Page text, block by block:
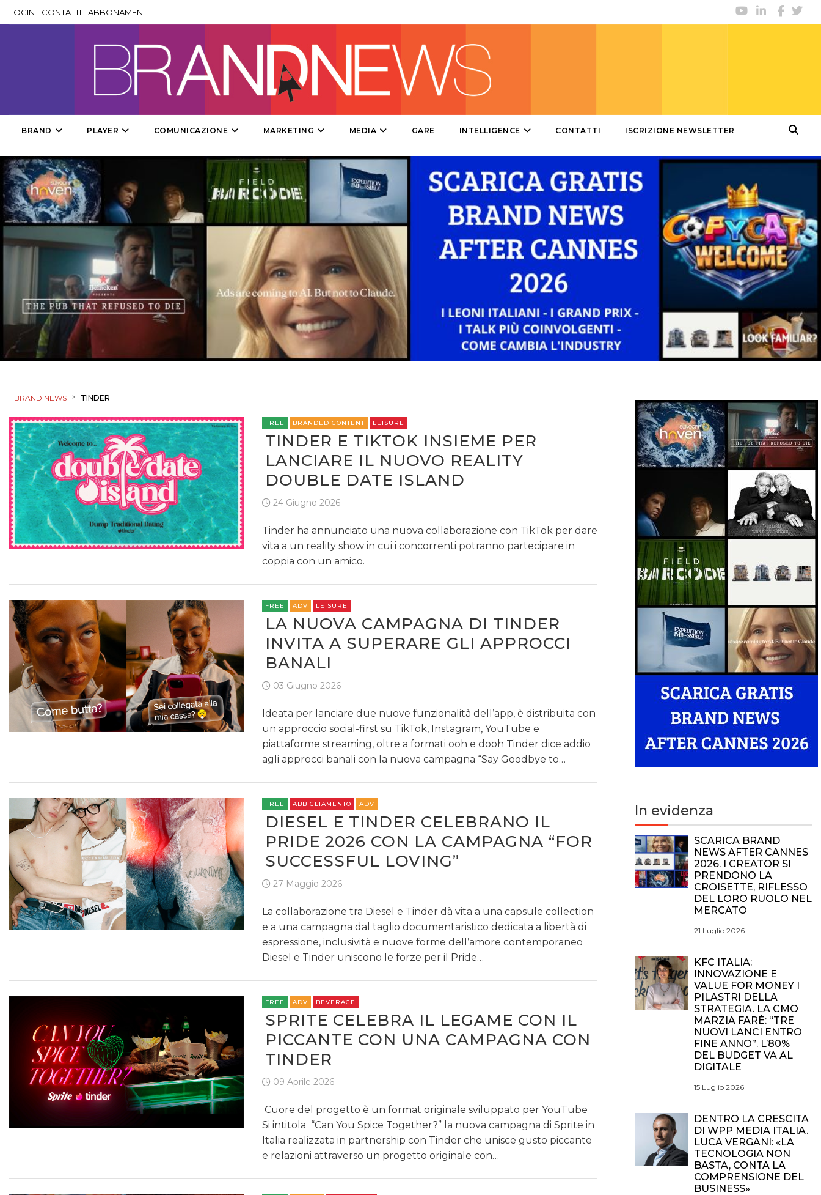
RICERCHE
PREVISIONI/SCENARI
NORMATIVE
TREND
CASE HISTORY
OPINIONI
LOGIN - CONTATTI -ABBONAMENTI
BRAND PLAYER COMUNICAZIONE MARKETING MEDIA GARE INTELLIGENCE CONTATTI ISCRIZIONE NEWSLETTER
BRAND NEWS > TINDER
FREE BRANDED CONTENT LEISURE
TINDER E TIKTOK INSIEME PER
LANCIARE IL NUOVO REALITY
DOUBLE DATE ISLAND
24 Giugno 2026
Tinder ha annunciato una nuova collaborazione con TikTok per dare
vita a un reality show in cui i concorrenti potranno partecipare in
coppia con un amico.
FREE ADV LEISURE
LA NUOVA CAMPAGNA DI TINDER
INVITA A SUPERARE GLI APPROCCI
BANALI
03 Giugno 2026
Ideata per lanciare due nuove funzionalità dell’app, è distribuita con
un approccio social-first su TikTok, Instagram, YouTube e
piattaforme streaming, oltre a formati ooh e dooh Tinder dice addio
agli approcci banali con la nuova campagna “Say Goodbye to…
FREE ABBIGLIAMENTO ADV
DIESEL E TINDER CELEBRANO IL
PRIDE 2026 CON LA CAMPAGNA “FOR
SUCCESSFUL LOVING”
27 Maggio 2026
La collaborazione tra Diesel e Tinder dà vita a una capsule collection
e a una campagna dal taglio documentaristico dedicata a libertà di
espressione, inclusività e nuove forme dell’amore contemporaneo
Diesel e Tinder uniscono le forze per il Pride…
FREE ADV BEVERAGE
SPRITE CELEBRA IL LEGAME CON IL
PICCANTE CON UNA CAMPAGNA CON
TINDER
09 Aprile 2026
Cuore del progetto è un format originale sviluppato per YouTube
Si intitola “Can You Spice Together?” la nuova campagna di Sprite in
Italia realizzata in partnership con Tinder che unisce gusto piccante
e relazioni attraverso un progetto originale con…
In evidenza
SCARICA BRAND
NEWS AFTER CANNES
2026. I CREATOR SI
PRENDONO LA
CROISETTE, RIFLESSO
DEL LORO RUOLO NEL
MERCATO
21 Luglio 2026
KFC ITALIA:
INNOVAZIONE E
VALUE FOR MONEY I
PILASTRI DELLA
STRATEGIA. LA CMO
MARZIA FARÈ: “TRE
NUOVI LANCI ENTRO
FINE ANNO”. L’80%
DEL BUDGET VA AL
DIGITALE
15 Luglio 2026
DENTRO LA CRESCITA
DI WPP MEDIA ITALIA.
LUCA VERGANI: «LA
TECNOLOGIA NON
BASTA, CONTA LA
COMPRENSIONE DEL
BUSINESS»